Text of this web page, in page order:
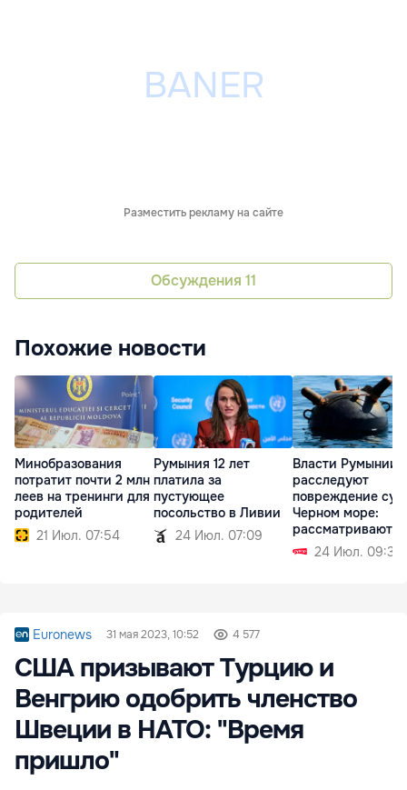
Разместить рекламу на сайте
Обсуждения 11
Похожие новости
Минобразования
потратит почти 2 млн
леев на тренинги для
родителей
21 Июл. 07:54
Румыния 12 лет
платила за
пустующее
посольство в Ливии
24 Июл. 07:09
Власти Румынии
расследуют
повреждение
Черном море:
рассматриваются
две версии
24 Июл. 09:32
Euronews 31 мая 2023, 10:52 4 577
США призывают Турцию и
Венгрию одобрить членство
Швеции в НАТО: "Время
пришло"